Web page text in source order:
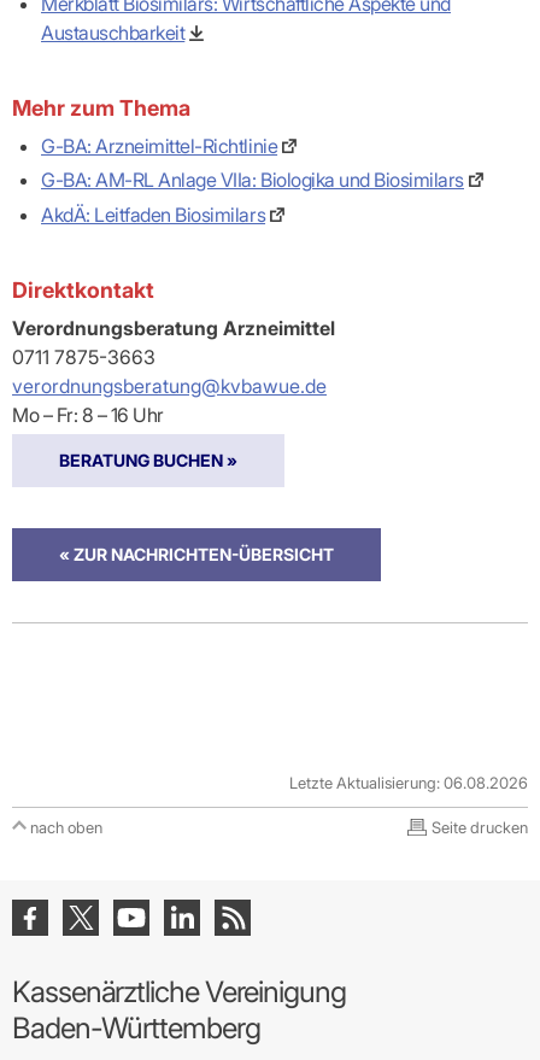
Austauschbarkeit
Mehr zum Thema
G-BA: Arzneimittel-Richtlinie
G-BA: AM-RL Anlage VIIa: Biologika und Biosimilars
AkdÄ: Leitfaden Biosimilars
Direktkontakt
Verordnungsberatung Arzneimittel
0711 7875-3663
verordnungsberatung@kvbawue.de
Mo – Fr: 8 – 16 Uhr
BERATUNG BUCHEN »
« ZUR NACHRICHTEN-ÜBERSICHT
Letzte Aktualisierung: 06.08.2026
nach oben Seite drucken
Kassenärztliche Vereinigung
Baden-Württemberg